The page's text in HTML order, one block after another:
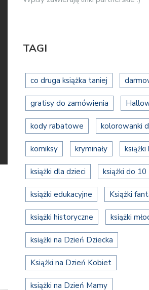
TAGI
co druga książka taniej
gratisy do zamówienia
kody rabatowe kolorowanki
komiksy kryminały
książki dla dzieci książki do 10
książki edukacyjne Książki
książki historyczne książki
książki na Dzień Dziecka
Książki na Dzień Kobiet
książki na Dzień Mamy